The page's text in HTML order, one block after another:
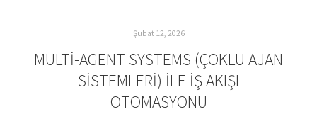
Şubat 12, 2026
MULTI-AGENT SYSTEMS (ÇOKLU AJAN
SISTEMLERI) İLE İŞ AKIŞI
OTOMASYONU